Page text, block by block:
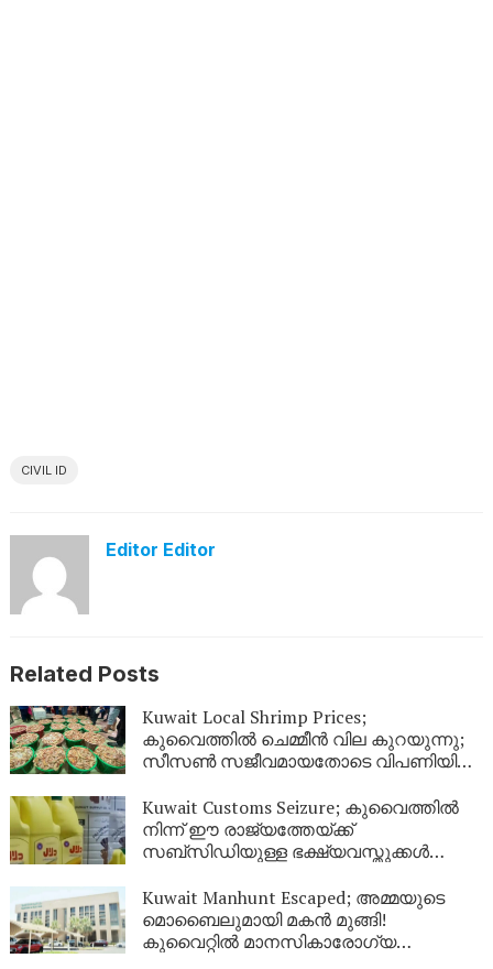
CIVIL ID
Editor Editor
Related Posts
Kuwait Local Shrimp Prices;
കുവൈത്തിൽ ചെമ്മീൻ വില കുറയുന്നു;
സീസൺ സജീവമായതോടെ വിപണിയിൽ
Kuwait Customs Seizure; കുവൈത്തിൽ
നിന്ന് ഈ രാജ്യത്തേയ്ക്ക്
സബ്സിഡിയുള്ള ഭക്ഷ്യവസ്തുക്കൾ
Kuwait Manhunt Escaped; അമ്മയുടെ
മൊബൈലുമായി മകൻ മുങ്ങി!
കുവൈറ്റിൽ മാനസികാരോഗ്യ